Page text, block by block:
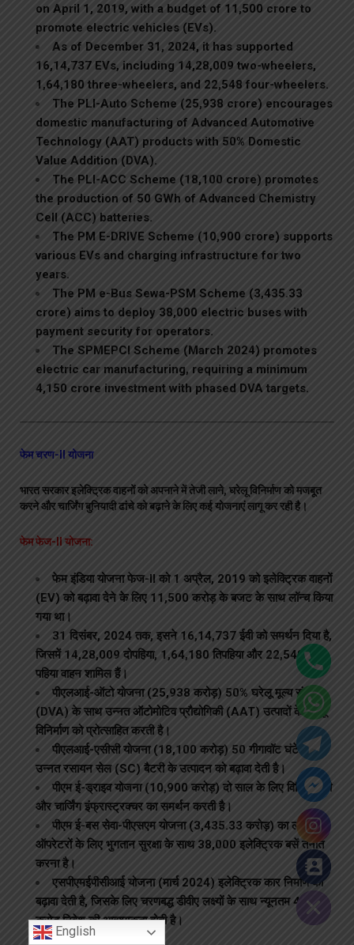
on April 1, 2019, with a budget of ₹11,500 crore to
promote electric vehicles (EVs).
As of December 31, 2024, it has supported
16,14,737 EVs, including 14,28,009 two-wheelers,
1,64,180 three-wheelers, and 22,548 four-wheelers.
The PLI-Auto Scheme (₹25,938 crore) encourages
domestic manufacturing of Advanced Automotive
Technology (AAT) products with 50% Domestic
Value Addition (DVA).
The PLI-ACC Scheme (₹18,100 crore) promotes
the production of 50 GWh of Advanced Chemistry
Cell (ACC) batteries.
The PM E-DRIVE Scheme (₹10,900 crore) supports
various EVs and charging infrastructure for two
years.
The PM e-Bus Sewa-PSM Scheme (₹3,435.33
crore) aims to deploy 38,000 electric buses with
payment security for operators.
The SPMEPCI Scheme (March 2024) promotes
electric car manufacturing, requiring a minimum
₹4,150 crore investment with phased DVA targets.
फेम चरण-II योजना
भारत सरकार इलेक्ट्रिक वाहनों को अपनाने में तेजी लाने, घरेलू विनिर्माण को मजबूत
करने और चार्जिंग बुनियादी ढांचे को बढ़ाने के लिए कई योजनाएं लागू कर रही है।
फेम फेज-II योजना:
फेम इंडिया योजना फेज-II को 1 अप्रैल, 2019 को इलेक्ट्रिक वाहनों
(EV) को बढ़ावा देने के लिए ₹11,500 करोड़ के बजट के साथ लॉन्च किया
गया था।
31 दिसंबर, 2024 तक, इसने 16,14,737 ईवी को समर्थन दिया है,
जिसमें 14,28,009 दोपहिया, 1,64,180 तिपहिया और 22,548 चार
पहिया वाहन शामिल हैं।
पीएलआई-ऑटो योजना (₹25,938 करोड़) 50% घरेलू मूल्य संवर्धन
(DVA) के साथ उन्नत ऑटोमोटिव प्रौद्योगिकी (AAT) उत्पादों के घरेलू
विनिर्माण को प्रोत्साहित करती है।
पीएलआई-एसीसी योजना (₹18,100 करोड़) 50 गीगावॉट घंटे की
उन्नत रसायन सेल (SC) बैटरी के उत्पादन को बढ़ावा देती है।
पीएम ई-ड्राइव योजना (₹10,900 करोड़) दो साल के लिए विभिन्न ईवी
और चार्जिंग इंफ्रास्ट्रक्चर का समर्थन करती है।
पीएम ई-बस सेवा-पीएसएम योजना (₹3,435.33 करोड़) का लक्ष्य
ऑपरेटरों के लिए भुगतान सुरक्षा के साथ 38,000 इलेक्ट्रिक बसें तैनात
करना है।
एसपीएमईपीसीआई योजना (मार्च 2024) इलेक्ट्रिक कार निर्माण को
बढ़ावा देती है, जिसके लिए चरणबद्ध डीवीए लक्ष्यों के साथ न्यूनतम ₹4,150
करोड़ निवेश की आवश्यकता होती है।
English
Hide chaty